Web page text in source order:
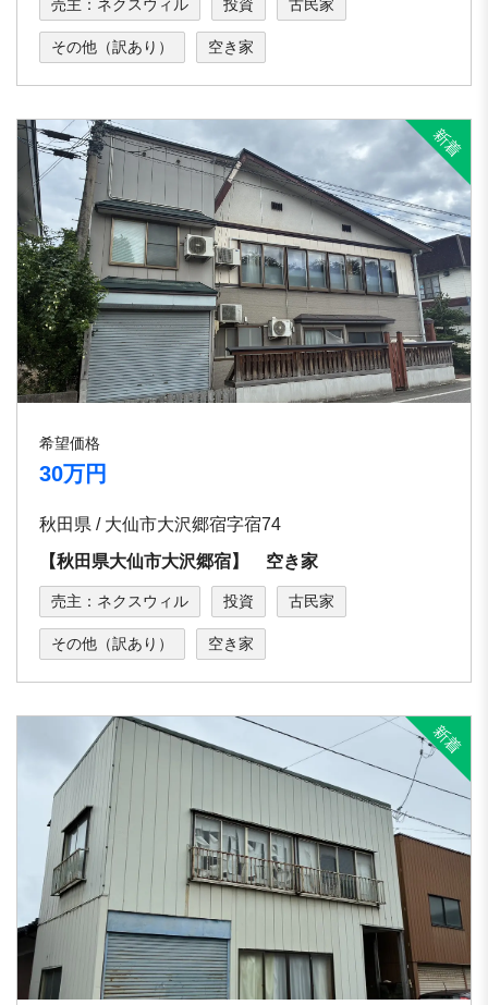
売主：ネクスウィル 投資 古民家
その他（訳あり） 空き家
希望価格
30万円
秋田県 / 大仙市大沢郷宿字宿74
【秋田県大仙市大沢郷宿】 空き家
売主：ネクスウィル 投資 古民家
その他（訳あり） 空き家